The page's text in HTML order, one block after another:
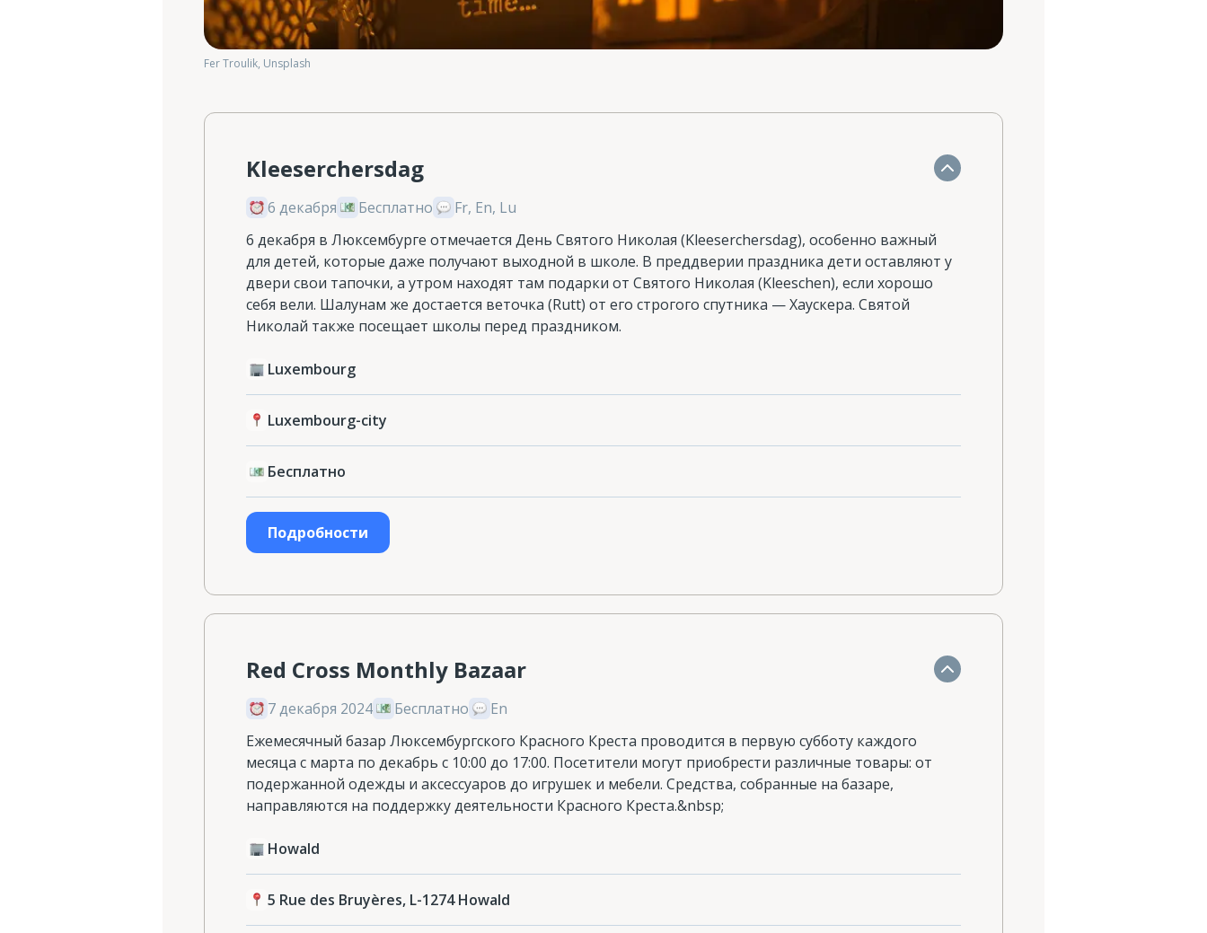
Fer Troulik, Unsplash
Kleeserchersdag
6 декабря Бесплатно
Fr, En, Lu
6 декабря в Люксембурге отмечается День Святого Николая (Kleeserchersdag), особенно важный
для детей, которые даже получают выходной в школе. В преддверии праздника дети оставляют у
двери свои тапочки, а утром находят там подарки от Святого Николая (Kleeschen), если хорошо
себя вели. Шалунам же достается веточка (Rutt) от его строгого спутника — Хаускера. Святой
Николай также посещает школы перед праздником.
Luxembourg
Luxembourg-city
Бесплатно
Подробности
Red Cross Monthly Bazaar
7 декабря 2024 Бесплатно
En
Ежемесячный базар Люксембургского Красного Креста проводится в первую субботу каждого
месяца с марта по декабрь с 10:00 до 17:00. Посетители могут приобрести различные товары: от
подержанной одежды и аксессуаров до игрушек и мебели. Средства, собранные на базаре,
направляются на поддержку деятельности Красного Креста.&nbsp;
Howald
5 Rue des Bruyères, L-1274 Howald